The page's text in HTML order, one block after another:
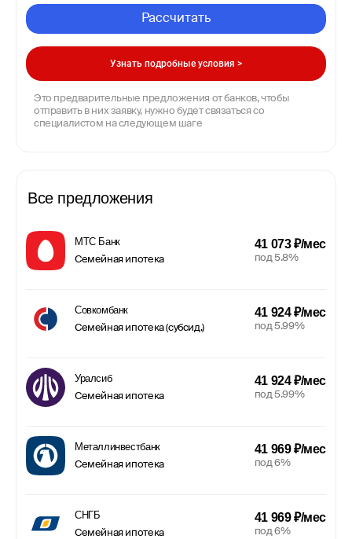
Рассчитать
Узнать подробные условия >
Это предварительные предложения от банков, чтобы
отправить в них заявку, нужно будет связаться со
специалистом на следующем шаге
Все предложения
МТС Банк
Семейная ипотека
41 073 ₽/мес
под 5.8%
Совкомбанк
Семейная ипотека (субсид.)
41 924 ₽/мес
под 5.99%
Уралсиб
Семейная ипотека
41 924 ₽/мес
под 5.99%
Металлинвестбанк
Семейная ипотека
41 969 ₽/мес
под 6%
СНГБ
Семейная ипотека
41 969 ₽/мес
под 6%